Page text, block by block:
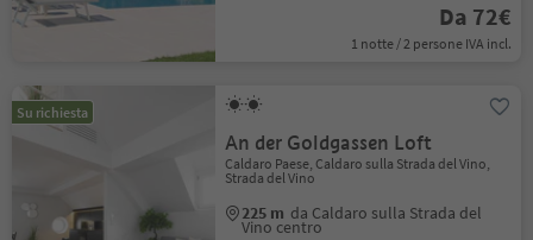
Da 72€
1 notte / 2 persone IVA incl.
Su richiesta
An der Goldgassen Loft
Caldaro Paese, Caldaro sulla Strada del Vino,
Strada del Vino
225 m da Caldaro sulla Strada del
Vino centro